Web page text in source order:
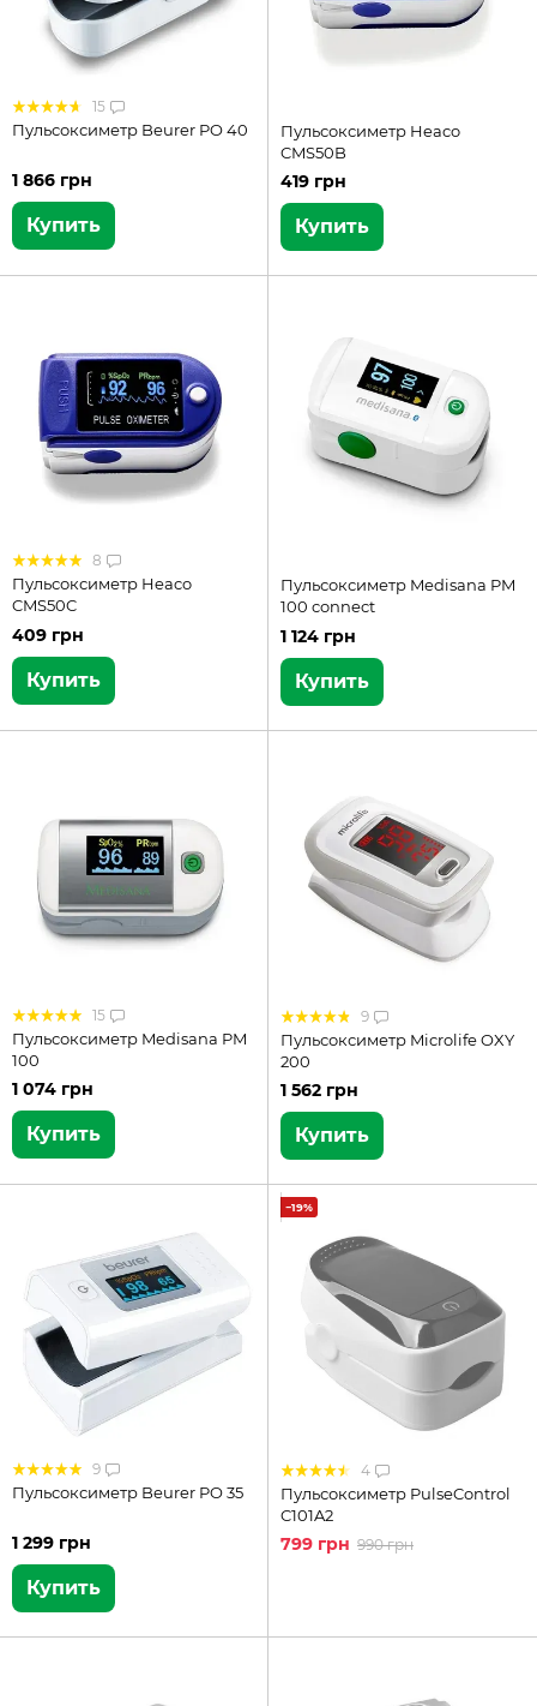
15
Пульсоксиметр Beurer PO 40
1 866 грн
Купить
Пульсоксиметр Heaco
CMS50B
419 грн
Купить
8
Пульсоксиметр Heaco
CMS50C
409 грн
Купить
Пульсоксиметр Medisana PM
100 connect
1 124 грн
Купить
15
Пульсоксиметр Medisana PM
100
1 074 грн
Купить
9
Пульсоксиметр Microlife OXY
200
1 562 грн
Купить
9
Пульсоксиметр Beurer PO 35
1 299 грн
Купить
−19%
4
Пульсоксиметр PulseControl
C101A2
799 грн 990 грн